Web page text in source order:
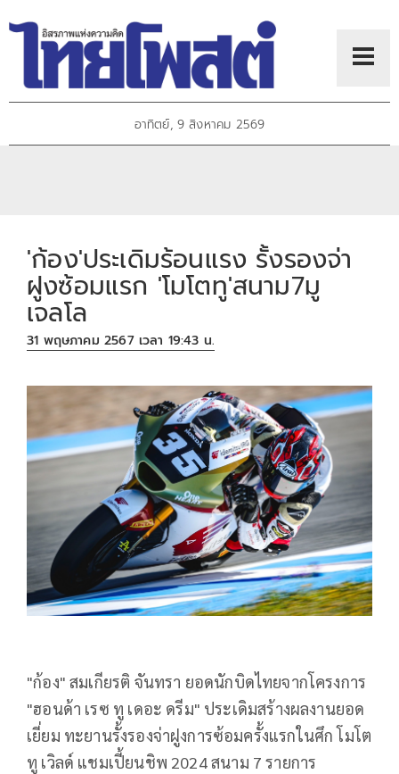
อาทิตย์, 9 สิงหาคม 2569
'ก้อง'ประเดิมร้อนแรง รั้งรองจ่า
ฝูงซ้อมแรก 'โมโตทู'สนาม7มู
เจลโล
31 พฤษภาคม 2567 เวลา 19:43 น.
"ก้อง" สมเกียรติ จันทรา ยอดนักบิดไทยจากโครงการ
"ฮอนด้า เรซ ทู เดอะ ดรีม" ประเดิมสร้างผลงานยอด
เยี่ยม ทะยานรั้งรองจ่าฝูงการซ้อมครั้งแรกในศึก โมโต
ทู เวิลด์ แชมเปี้ยนชิพ 2024สนาม 7 รายการ